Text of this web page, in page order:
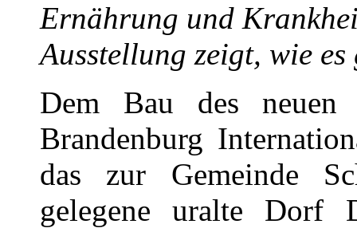
Ernährung und
Ausstellung zeigt, wie
Dem Bau des neuen
Brandenburg
das zur Gemeinde
gelegene uralte Dorf